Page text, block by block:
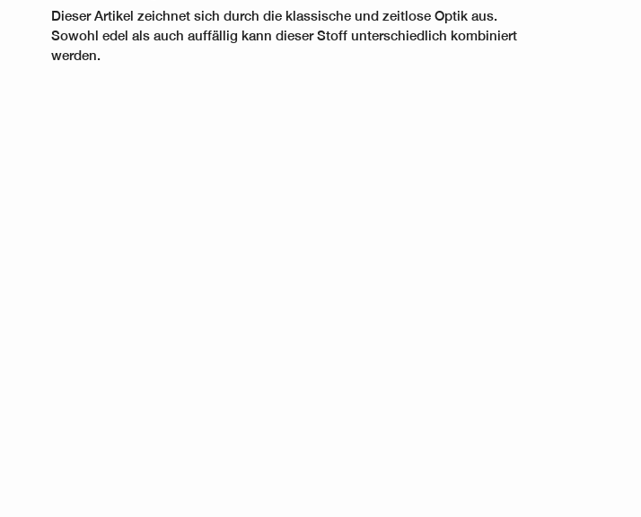
Dieser Artikel zeichnet sich durch die klassische und zeitlose Optik aus.
Sowohl edel als auch auffällig kann dieser Stoff unterschiedlich kombiniert
werden.